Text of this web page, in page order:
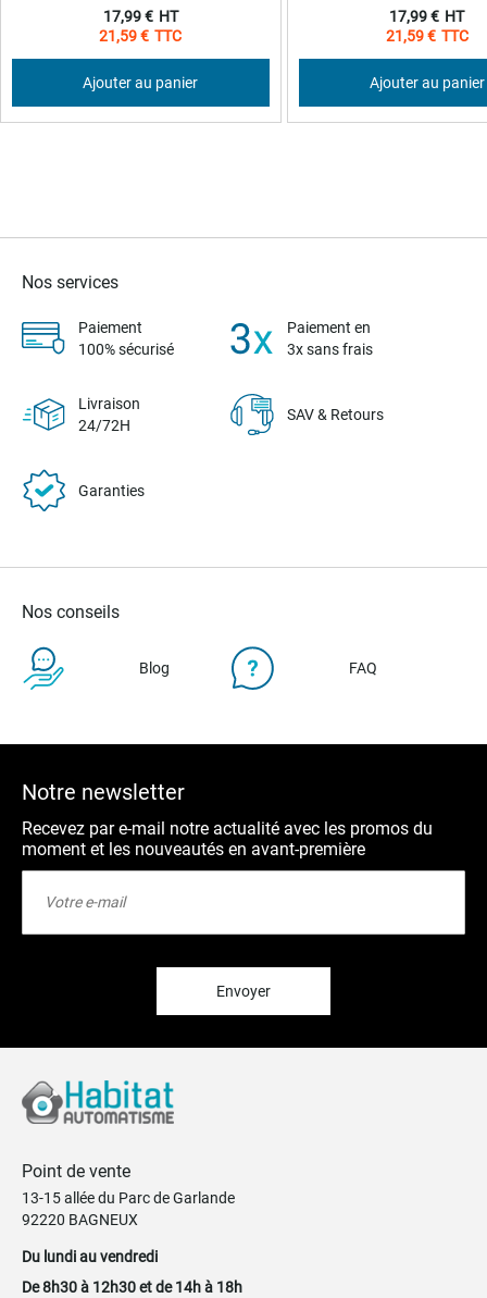
Prix
Spécial
21,59 €
17,99 €
Ajouter au panier
Prix
Spécial
21,59 €
17,99 €
Ajouter au panier
Nos services
Paiement
100% sécurisé
Paiement en
3x sans frais
Livraison
24/72H
SAV & Retours
Garanties
Nos conseils
Blog FAQ
Notre newsletter
Recevez par e-mail notre actualité avec les promos du
moment et les nouveautés en avant-première
Envoyer
Point de vente
13-15 allée du Parc de Garlande
92220 BAGNEUX
Du lundi au vendredi
De 8h30 à 12h30 et de 14h à 18h